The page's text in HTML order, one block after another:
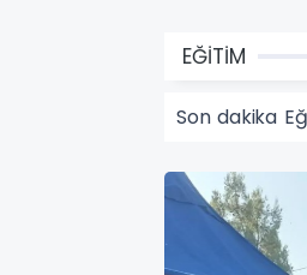
EĞİTİM
Son dakika
EĞİTİM